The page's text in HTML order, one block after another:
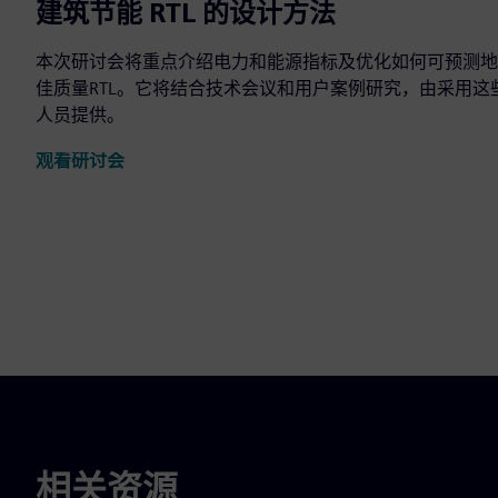
建筑节能 RTL 的设计方法
本次研讨会将重点介绍电力和能源指标及优化如何可预测
佳质量RTL。它将结合技术会议和用户案例研究，由采用
人员提供。
观看研讨会
相关资源